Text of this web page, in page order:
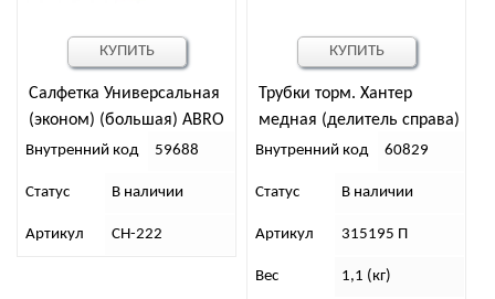
Салфетка Универсальная
(эконом) (большая) ABRO
MASTERS
Внутренний код 59688
Статус В наличии
Артикул CH-222
КУПИТЬ
Трубки торм. Хантер
медная (делитель справа)
Внутренний код 60829
Статус В наличии
Артикул 315195 П
Вес 1,1 (кг)
КУПИТЬ